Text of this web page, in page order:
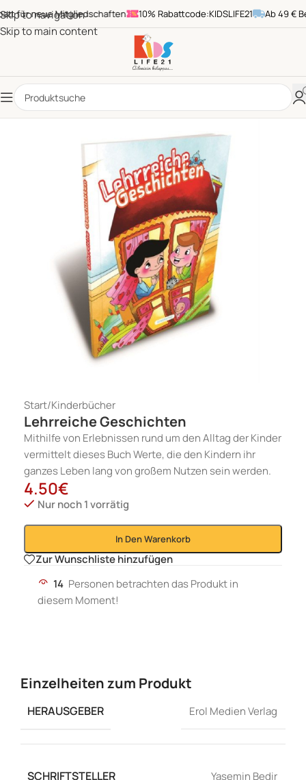
Skip to navigation
Skip to main content
für neue Mitgliedschaften 10% Rabattcode:KIDSLIFE21 Ab 49 €
Start/Kinderbücher
Lehrreiche Geschichten
Mithilfe von Erlebnissen rund um den Alltag der Kinder
vermittelt dieses Buch Werte, die den Kindern ihr
ganzes Leben lang von großem Nutzen sein werden.
4.50€
Nur noch 1 vorrätig
In Den Warenkorb
Zur Wunschliste hinzufügen
14 Personen betrachten das Produkt in
diesem Moment!
Einzelheiten zum Produkt
HERAUSGEBER Erol Medien Verlag
SCHRIFTSTELLER Yasemin Bedir